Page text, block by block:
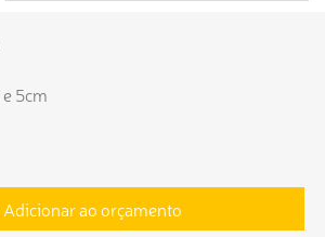
5cm
ao orçamento